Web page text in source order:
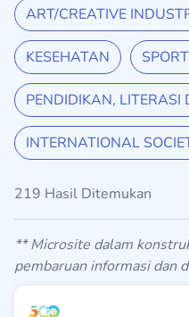
ART/CREATIVE
KESEHATAN
PENDIDIKAN, LITERASI
INTERNATIONAL
219 Hasil Ditemukan
** Microsite dalam
pembaruan informasi dan